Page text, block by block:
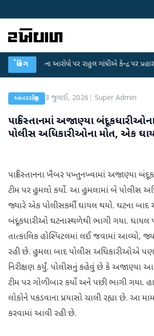
બ્રેકિંગ
આરોપો પર રાહુલ ગાંધીએ કેન્દ્ર પર પ્રહાર કર્યા ●
આંતરરાષ્ટ્રીય 3 જુલાઈ, 2026 Super Admin
પાકિસ્તાનમાં અજાણ્યા
પોલીસ અધિકારીઓના મોત, એક
પાકિસ્તાનના ખૈબર પખ્તુનખ્વામાં અજાણ્યા
ટીમ પર હુમલો કર્યો. આ હુમલામાં બે પોલીસ
જ્યારે એક પોલીસકર્મી ઘાયલ થયો. ઘટના બાદ
બંદૂકધારીઓ ઘટનાસ્થળેથી ભાગી ગયા. ઘાયલ
તાત્કાલિક હોસ્પિટલમાં લઈ જવામાં આવ્યો,
રહી છે. હુમલા બાદ પોલીસ અધિકારીઓએ
નિરીક્ષણ કર્યું. પોલીસનું કહેવું છે કે અજાણ્યા
ટીમ પર ગોળીબાર કર્યો અને પછી ભાગી ગયા.
લોકોને પકડવાના પ્રયાસો ચાલી રહ્યા છે. આ
કરવામાં આવી રહી છે.